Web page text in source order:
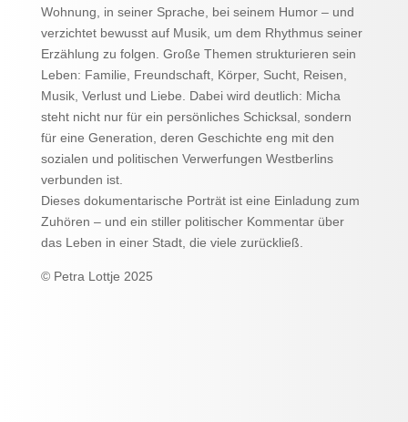
Wohnung, in seiner Sprache, bei seinem Humor – und
verzichtet bewusst auf Musik, um dem Rhythmus seiner
Erzählung zu folgen. Große Themen strukturieren sein
Leben: Familie, Freundschaft, Körper, Sucht, Reisen,
Musik, Verlust und Liebe. Dabei wird deutlich: Micha
steht nicht nur für ein persönliches Schicksal, sondern
für eine Generation, deren Geschichte eng mit den
sozialen und politischen Verwerfungen Westberlins
verbunden ist.
Dieses dokumentarische Porträt ist eine Einladung zum
Zuhören – und ein stiller politischer Kommentar über
das Leben in einer Stadt, die viele zurückließ.
© Petra Lottje 2025